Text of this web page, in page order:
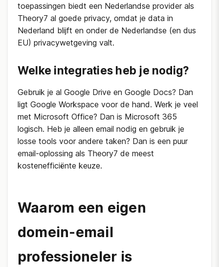
toepassingen biedt een Nederlandse provider als
Theory7 al goede privacy, omdat je data in
Nederland blijft en onder de Nederlandse (en dus
EU) privacywetgeving valt.
Welke integraties heb je nodig?
Gebruik je al Google Drive en Google Docs? Dan
ligt Google Workspace voor de hand. Werk je veel
met Microsoft Office? Dan is Microsoft 365
logisch. Heb je alleen email nodig en gebruik je
losse tools voor andere taken? Dan is een puur
email-oplossing als Theory7 de meest
kostenefficiënte keuze.
Waarom een eigen
domein-email
professioneler is